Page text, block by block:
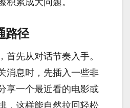
路径
首先从对话节奏入手。
消息时，先插入一些非
享一个最近看的电影或
，这样能自然拉回轻松